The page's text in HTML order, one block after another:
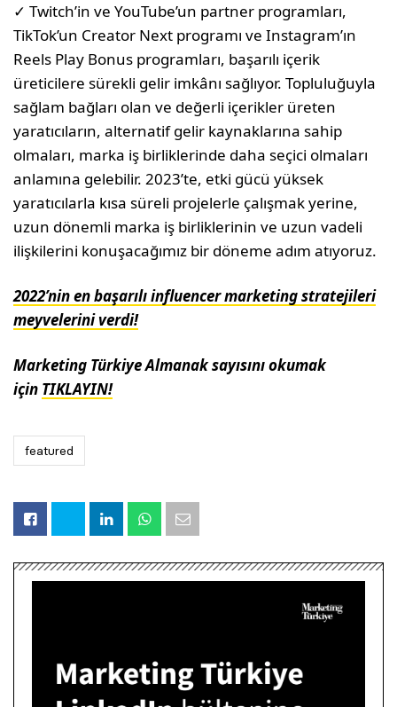
✓ Twitch’in ve YouTube’un partner programları,
TikTok’un Creator Next programı ve Instagram’ın
Reels Play Bonus programları, başarılı içerik
üreticilere sürekli gelir imkânı sağlıyor. Topluluğuyla
sağlam bağları olan ve değerli içerikler üreten
yaratıcıların, alternatif gelir kaynaklarına sahip
olmaları, marka iş birliklerinde daha seçici olmaları
anlamına gelebilir. 2023’te, etki gücü yüksek
yaratıcılarla kısa süreli projelerle çalışmak yerine,
uzun dönemli marka iş birliklerinin ve uzun vadeli
ilişkilerini konuşacağımız bir döneme adım atıyoruz.
2022’nin en başarılı influencer marketing stratejileri
meyvelerini verdi!
Marketing Türkiye Almanak sayısını okumak
için TIKLAYIN!
featured